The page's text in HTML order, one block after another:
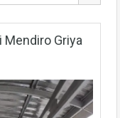
Mendiro Griya